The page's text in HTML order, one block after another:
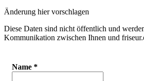
Änderung hier vorschlagen
Diese Daten sind nicht öffentlich und
Kommunikation zwischen Ihnen und
Name *